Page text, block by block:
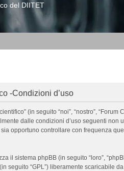
del DIITET
-Condizioni d’uso
(in seguito “noi”, “nostro”,
dalle condizioni d’uso seguenti non
opportuno controllare con frequenza
il sistema phpBB (in seguito “loro”,
seguito “GPL”) liberamente scaricabile da